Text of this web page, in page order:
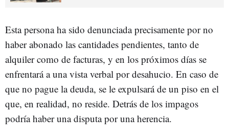
Esta persona ha sido denunciada precisamente por no
haber abonado las cantidades pendientes, tanto de
alquiler como de facturas, y en los próximos días se
enfrentará a una vista verbal por desahucio. En caso de
que no pague la deuda, se le expulsará de un piso en el
que, en realidad, no reside. Detrás de los impagos
podría haber una disputa por una herencia.